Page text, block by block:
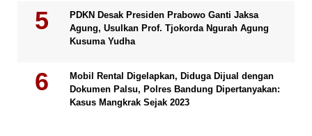
PDKN Desak Presiden Prabowo Ganti Jaksa
Agung, Usulkan Prof. Tjokorda Ngurah Agung
Kusuma Yudha
Mobil Rental Digelapkan, Diduga Dijual dengan
Dokumen Palsu, Polres Bandung Dipertanyakan:
Kasus Mangkrak Sejak 2023